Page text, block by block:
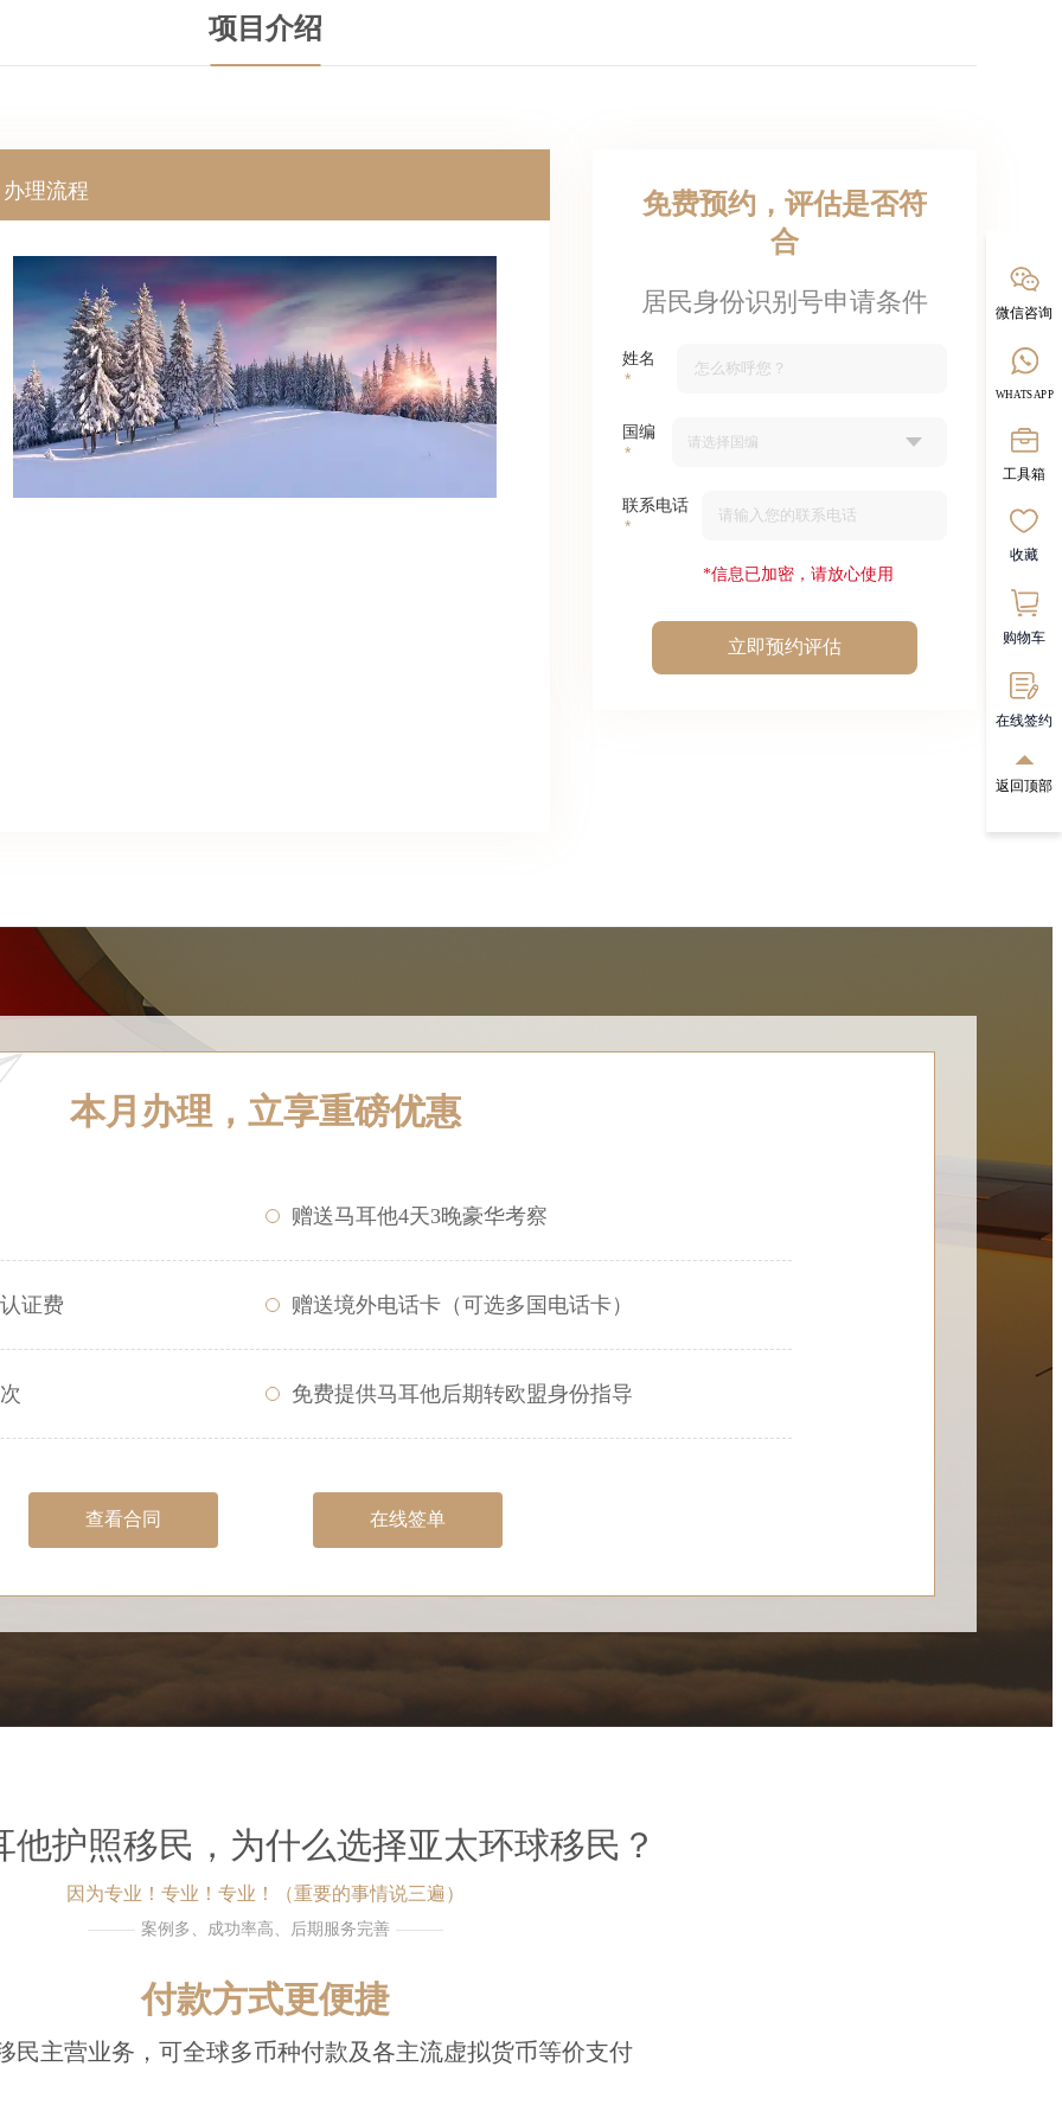
项目介绍
办理流程
免费预约，评估是否符
合
居民身份识别号申请条件
姓名
国编
联系电话
*信息已加密，请放心使用
立即预约评估
本月办理，立享重磅优惠
赠送马耳他4天3晚豪华考察
证费 赠送境外电话卡（可选多国电话卡）
免费提供马耳他后期转欧盟身份指导
查看合同 在线签单
他护照移民，为什么选择亚太环球移民？
因为专业！专业！专业！（重要的事情说三遍）
案例多、成功率高、后期服务完善
付款方式更便捷
民主营业务，可全球多币种付款及各主流虚拟货币等价支付
微信咨询
WHATSAPP
工具箱
收藏
购物车
在线签约
返回顶部